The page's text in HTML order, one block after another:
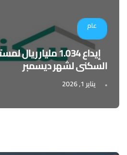
عام
إيداع 1.034 مليار
السكني لشهر ديسمبر
يناير 1, 2026